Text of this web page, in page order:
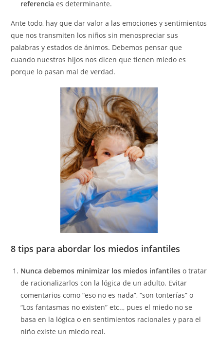
referencia es determinante.
Ante todo, hay que dar valor a las emociones y sentimientos
que nos transmiten los niños sin menospreciar sus
palabras y estados de ánimos. Debemos pensar que
cuando nuestros hijos nos dicen que tienen miedo es
porque lo pasan mal de verdad.
8 tips para abordar los miedos infantiles
Nunca debemos minimizar los miedos infantiles o tratar
de racionalizarlos con la lógica de un adulto. Evitar
comentarios como “eso no es nada”, “son tonterías” o
“Los fantasmas no existen” etc.., pues el miedo no se
basa en la lógica o en sentimientos racionales y para el
niño existe un miedo real.